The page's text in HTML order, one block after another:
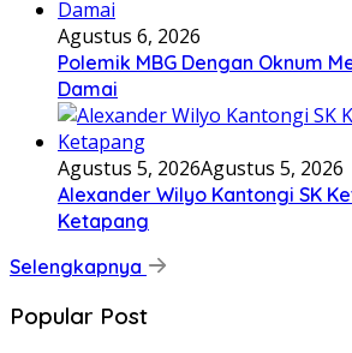
Agustus 6, 2026
Polemik MBG Dengan Oknum
Damai
Agustus 5, 2026Agustus 5, 2026
Alexander Wilyo Kantongi SK
Ketapang
Selengkapnya
Popular Post